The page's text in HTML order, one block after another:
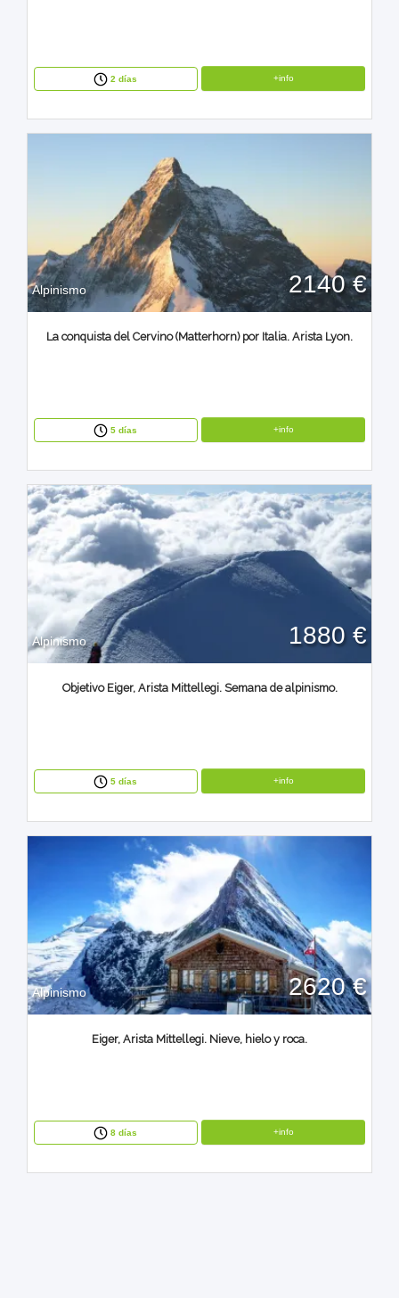
2 días +info
Alpinismo 2140 €
La conquista del Cervino (Matterhorn) por Italia. Arista Lyon.
5 días +info
Alpinismo 1880 €
Objetivo Eiger, Arista Mittellegi. Semana de alpinismo.
5 días +info
Alpinismo 2620 €
Eiger, Arista Mittellegi. Nieve, hielo y roca.
8 días +info